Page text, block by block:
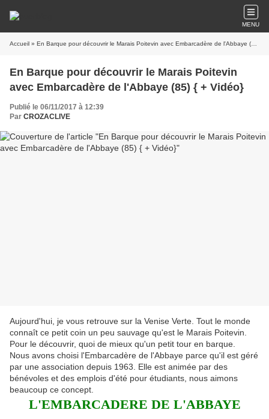
MENU
Accueil » En Barque pour découvrir le Marais Poitevin avec Embarcadère de l'Abbaye (85) { + Vidéo}
En Barque pour découvrir le Marais Poitevin
avec Embarcadère de l'Abbaye (85) { + Vidéo}
Publié le 06/11/2017 à 12:39
Par CROZACLIVE
Aujourd'hui, je vous retrouve sur la Venise Verte. Tout le monde
connaît ce petit coin un peu sauvage qu'est le Marais Poitevin.
Pour le découvrir, quoi de mieux qu'un petit tour en barque.
Nous avons choisi l'Embarcadère de l'Abbaye parce qu'il est géré
par une association depuis 1963. Elle est animée par des
bénévoles et des emplois d'été pour étudiants, nous aimons
beaucoup ce concept.
L'EMBARCADERE DE L'ABBAYE